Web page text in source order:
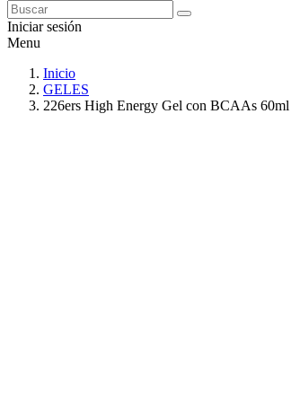
Iniciar sesión
Menu
Inicio
GELES
226ers High Energy Gel con BCAAs 60ml